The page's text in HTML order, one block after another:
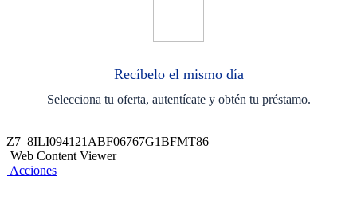
Recíbelo el mismo día
Selecciona tu oferta, autentícate y obtén tu préstamo.
Z7_8ILI094121ABF06767G1BFMT86
Web Content Viewer
Acciones